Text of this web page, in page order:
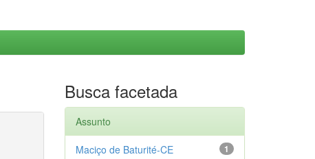
Busca facetada
Assunto
1
Maciço de Baturité-CE